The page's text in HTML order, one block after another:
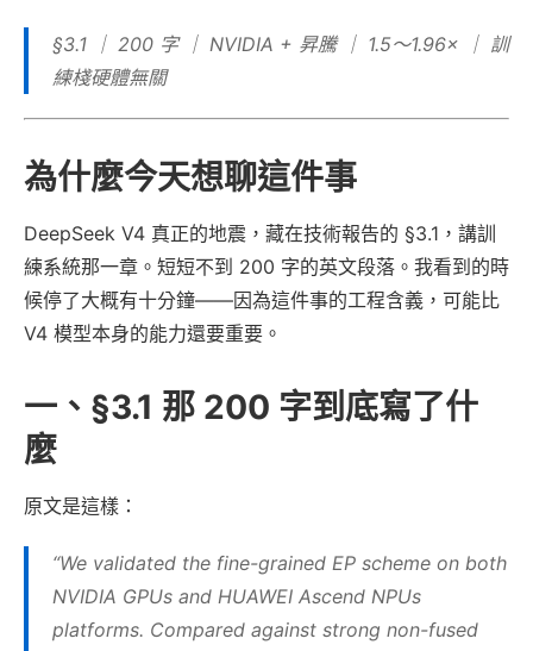
§3.1 ｜ 200 字 ｜ NVIDIA + 昇騰 ｜ 1.5～1.96× ｜ 訓
練棧硬體無關
為什麼今天想聊這件事
DeepSeek V4 真正的地震，藏在技術報告的 §3.1，講訓
練系統那一章。短短不到 200 字的英文段落。我看到的時
候停了大概有十分鐘——因為這件事的工程含義，可能比
V4 模型本身的能力還要重要。
一、§3.1 那 200 字到底寫了什
麼
原文是這樣：
“We validated the fine-grained EP scheme on both
NVIDIA GPUs and HUAWEI Ascend NPUs
platforms. Compared against strong non-fused